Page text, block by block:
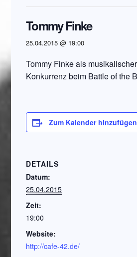
Tommy Finke
25.04.2015 @ 19:00
Tommy Finke als
Konkurrenz beim Battle of the
Zum Kalender hinzufügen
DETAILS
Datum:
25.04.2015
Zeit:
19:00
Website:
http://cafe-42.de/